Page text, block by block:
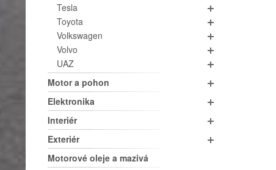
Tesla
Toyota
Volkswagen
Volvo
UAZ
Motor a pohon
Elektronika
Interiér
Exteriér
Motorové oleje a mazivá